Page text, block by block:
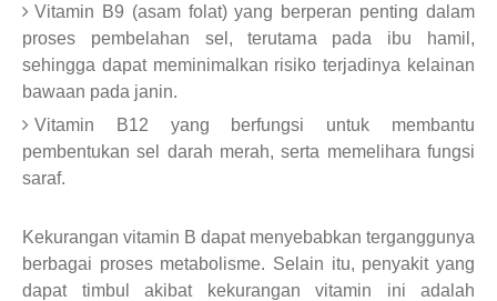
Vitamin B9 (asam folat) yang berperan penting dalam
proses pembelahan sel, terutama pada ibu hamil,
sehingga dapat meminimalkan risiko terjadinya kelainan
bawaan pada janin.
Vitamin B12 yang berfungsi untuk membantu
pembentukan sel darah merah, serta memelihara fungsi
saraf.
Kekurangan vitamin B dapat menyebabkan terganggunya
berbagai proses metabolisme. Selain itu, penyakit yang
dapat timbul akibat kekurangan vitamin ini adalah